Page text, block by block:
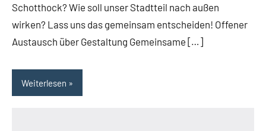
Schotthock? Wie soll unser Stadtteil nach außen
wirken? Lass uns das gemeinsam entscheiden! Offener
Austausch über Gestaltung Gemeinsame […]
Weiterlesen